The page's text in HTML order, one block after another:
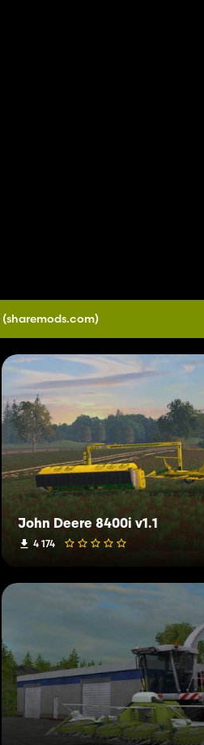
(sharemods.com)
John Deere 8400i v1.1
4 174